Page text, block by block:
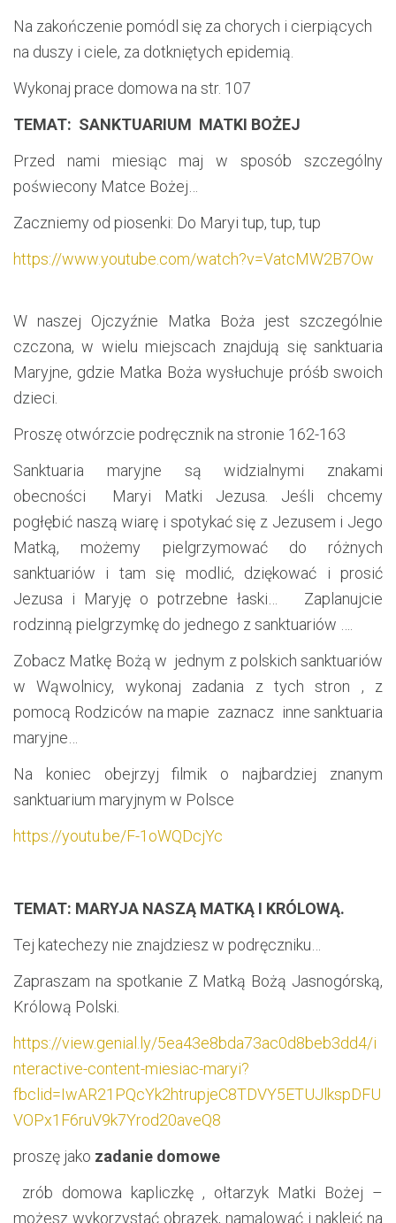
Na zakończenie pomódl się za chorych i cierpiących
na duszy i ciele, za dotkniętych epidemią.
Wykonaj prace domowa na str. 107
TEMAT: SANKTUARIUM MATKI BOŻEJ
Przed nami miesiąc maj w sposób szczególny
poświecony Matce Bożej…
Zaczniemy od piosenki: Do Maryi tup, tup, tup
https://www.youtube.com/watch?v=VatcMW2B7Ow
W naszej Ojczyźnie Matka Boża jest szczególnie
czczona, w wielu miejscach znajdują się sanktuaria
Maryjne, gdzie Matka Boża wysłuchuje próśb swoich
dzieci.
Proszę otwórzcie podręcznik na stronie 162-163
Sanktuaria maryjne są widzialnymi znakami
obecności Maryi Matki Jezusa. Jeśli chcemy
pogłębić naszą wiarę i spotykać się z Jezusem i Jego
Matką, możemy pielgrzymować do różnych
sanktuariów i tam się modlić, dziękować i prosić
Jezusa i Maryję o potrzebne łaski… Zaplanujcie
rodzinną pielgrzymkę do jednego z sanktuariów ….
Zobacz Matkę Bożą w jednym z polskich sanktuariów
w Wąwolnicy, wykonaj zadania z tych stron , z
pomocą Rodziców na mapie zaznacz inne sanktuaria
maryjne…
Na koniec obejrzyj filmik o najbardziej znanym
sanktuarium maryjnym w Polsce
https://youtu.be/F-1oWQDcjYc
TEMAT: MARYJA NASZĄ MATKĄ I KRÓLOWĄ.
Tej katechezy nie znajdziesz w podręczniku…
Zapraszam na spotkanie Z Matką Bożą Jasnogórską,
Królową Polski.
https://view.genial.ly/5ea43e8bda73ac0d8beb3dd4/i
nteractive-content-miesiac-maryi?
fbclid=IwAR21PQcYk2htrupjeC8TDVY5ETUJlkspDFU
VOPx1F6ruV9k7Yrod20aveQ8
proszę jako zadanie domowe
zrób domowa kapliczkę , ołtarzyk Matki Bożej –
możesz wykorzystać obrazek, namalować i nakleić na